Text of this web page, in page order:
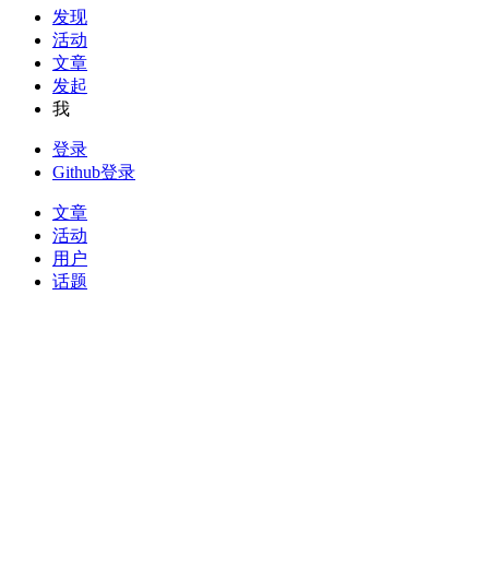
发现
活动
文章
发起
我
登录
Github登录
文章
活动
用户
话题